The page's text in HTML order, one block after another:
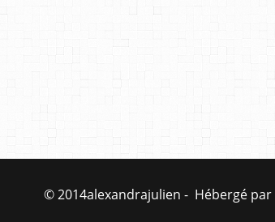
© 2014alexandrajulien - Hébergé par